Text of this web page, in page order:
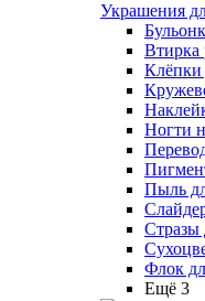
Украшения
Втирка
Клёпки
Ногти
Пыль
Стразы
Флок
Ещё 3